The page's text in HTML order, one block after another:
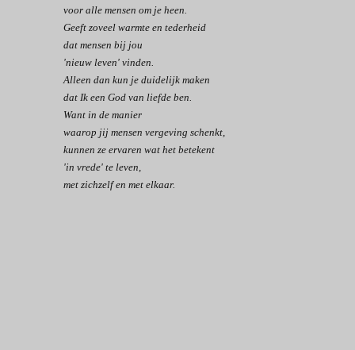
voor alle mensen om je heen.
Geeft zoveel warmte en tederheid
dat mensen bij jou
'nieuw leven' vinden.
Alleen dan kun je duidelijk maken
dat Ik een God van liefde ben.
Want in de manier
waarop jij mensen vergeving schenkt,
kunnen ze ervaren wat het betekent
'in vrede' te leven,
met zichzelf en met elkaar.